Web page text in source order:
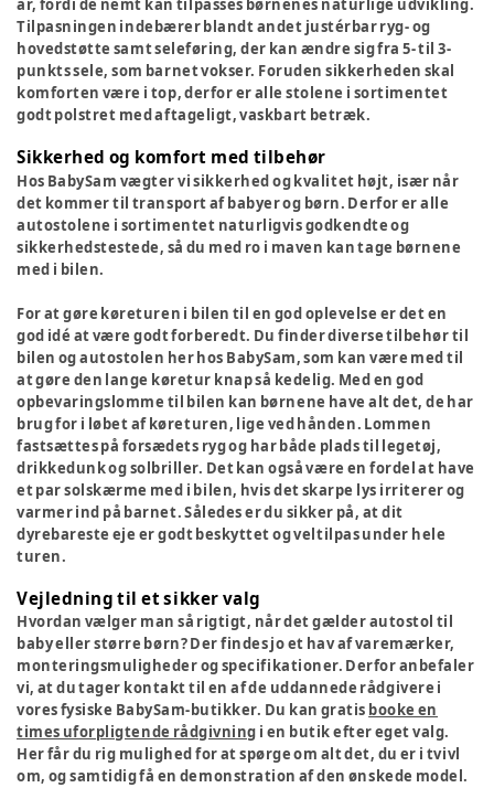
år, fordi de nemt kan tilpasses børnenes naturlige udvikling.
Tilpasningen indebærer blandt andet justérbar ryg- og
hovedstøtte samt seleføring, der kan ændre sig fra 5- til 3-
punkts sele, som barnet vokser. Foruden sikkerheden skal
komforten være i top, derfor er alle stolene i sortimentet
godt polstret med aftageligt, vaskbart betræk.
Sikkerhed og komfort med tilbehør
Hos BabySam vægter vi sikkerhed og kvalitet højt, især når
det kommer til transport af babyer og børn. Derfor er alle
autostolene i sortimentet naturligvis godkendte og
sikkerhedstestede, så du med ro i maven kan tage børnene
med i bilen.
For at gøre køreturen i bilen til en god oplevelse er det en
god idé at være godt forberedt. Du finder diverse tilbehør til
bilen og autostolen her hos BabySam, som kan være med til
at gøre den lange køretur knap så kedelig. Med en god
opbevaringslomme til bilen kan børnene have alt det, de har
brug for i løbet af køreturen, lige ved hånden. Lommen
fastsættes på forsædets ryg og har både plads til legetøj,
drikkedunk og solbriller. Det kan også være en fordel at have
et par solskærme med i bilen, hvis det skarpe lys irriterer og
varmer ind på barnet. Således er du sikker på, at dit
dyrebareste eje er godt beskyttet og veltilpas under hele
turen.
Vejledning til et sikker valg
Hvordan vælger man så rigtigt, når det gælder autostol til
baby eller større børn? Der findes jo et hav af varemærker,
monteringsmuligheder og specifikationer. Derfor anbefaler
vi, at du tager kontakt til en af de uddannede rådgivere i
vores fysiske BabySam-butikker. Du kan gratis booke en
times uforpligtende rådgivning i en butik efter eget valg.
Her får du rig mulighed for at spørge om alt det, du er i tvivl
om, og samtidig få en demonstration af den ønskede model.